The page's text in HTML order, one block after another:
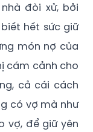
đòi xử, bởi
hết sức giữ
món nợ của
cám cảnh cho
cả cái cách
có vợ mà như
vợ, để giữ yên